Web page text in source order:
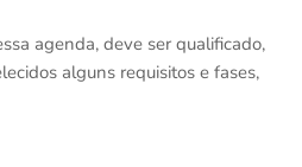
agenda, deve ser qualificado,
alguns requisitos e fases,